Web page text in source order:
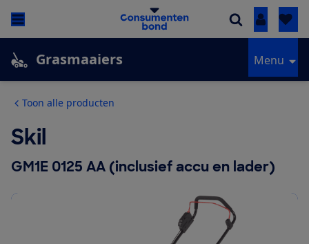
Inloggen
Grasmaaiers Menu
Toon alle producten
Skil
GM1E 0125 AA (inclusief accu en lader)